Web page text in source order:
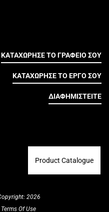
ΚΑΤΑΧΩΡΗΣΕ ΤΟ ΓΡΑΦΕΙΟ ΣΟΥ
ΚΑΤΑΧΩΡΗΣΕ ΤΟ ΕΡΓΟ ΣΟΥ
ΔΙΑΦΗΜΙΣΤΕΙΤΕ
Product Catalogue
2026
Terms Of Use